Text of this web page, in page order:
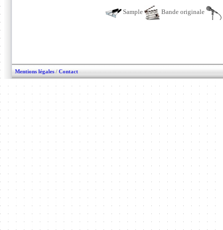
Sample Bande originale
Mentions légales / Contact